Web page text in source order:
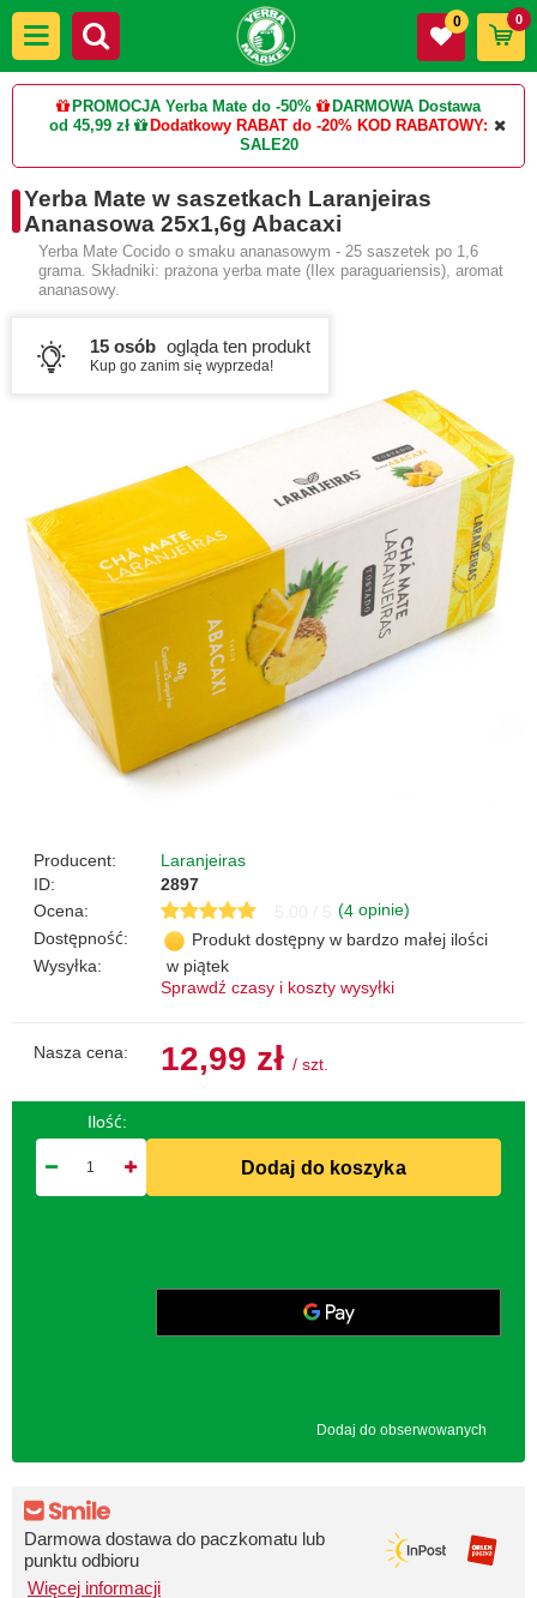
PROMOCJA Yerba Mate do -50%
DARMOWA Dostawa
od 45,99 zł
Dodatkowy RABAT do -20% KOD RABATOWY:
SALE20
0 0
Yerba Mate w saszetkach Laranjeiras
Ananasowa 25x1,6g Abacaxi
Yerba Mate Cocido o smaku ananasowym - 25 saszetek po 1,6
grama. Składniki: prażona yerba mate (Ilex paraguariensis), aromat
ananasowy.
15 osób ogląda ten produkt
Kup go zanim się wyprzeda!
Producent:
Laranjeiras
ID:
2897
Ocena:
(4 opinie)
Dostępność:
Produkt dostępny w bardzo małej ilości
Wysyłka:
w piątek
Sprawdź czasy i koszty wysyłki
Nasza cena: 12,99 zł / szt.
Ilość:
Dodaj do koszyka
Dodaj do obserwowanych
Darmowa dostawa do paczkomatu lub
punktu odbioru
Więcej informacji